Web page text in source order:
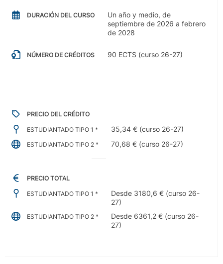
DURACIÓN DEL CURSO
Un año y medio, de
septiembre de 2026 a febrero
de 2028
NÚMERO DE CRÉDITOS 90 ECTS (curso 26-27)
PRECIO DEL CRÉDITO
ESTUDIANTADO TIPO 1 * 35,34 € (curso 26-27)
ESTUDIANTADO TIPO 2 * 70,68 € (curso 26-27)
PRECIO TOTAL
ESTUDIANTADO TIPO 1 *
Desde 3180,6 € (curso 26-
27)
ESTUDIANTADO TIPO 2 *
Desde 6361,2 € (curso 26-
27)